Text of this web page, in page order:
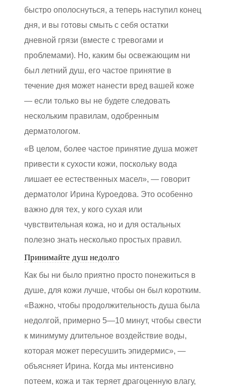
быстро ополоснуться, а теперь наступил конец
дня, и вы готовы смыть с себя остатки
дневной грязи (вместе с тревогами и
проблемами). Но, каким бы освежающим ни
был летний душ, его частое принятие в
течение дня может нанести вред вашей коже
— если только вы не будете следовать
нескольким правилам, одобренным
дерматологом.
«В целом, более частое принятие душа может
привести к сухости кожи, поскольку вода
лишает ее естественных масел», — говорит
дерматолог Ирина Куроедова. Это особенно
важно для тех, у кого сухая или
чувствительная кожа, но и для остальных
полезно знать несколько простых правил.
Принимайте душ недолго
Как бы ни было приятно просто понежиться в
душе, для кожи лучше, чтобы он был коротким.
«Важно, чтобы продолжительность душа была
недолгой, примерно 5—10 минут, чтобы свести
к минимуму длительное воздействие воды,
которая может пересушить эпидермис», —
объясняет Ирина. Когда мы интенсивно
потеем, кожа и так теряет драгоценную влагу,